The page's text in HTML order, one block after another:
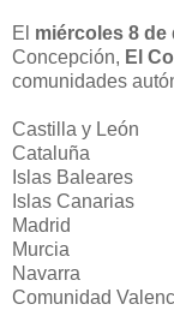
El miércoles 8 de
Concepción, El
comunidades
Castilla y León
Cataluña
Islas Baleares
Islas Canarias
Madrid
Murcia
Navarra
Comunidad